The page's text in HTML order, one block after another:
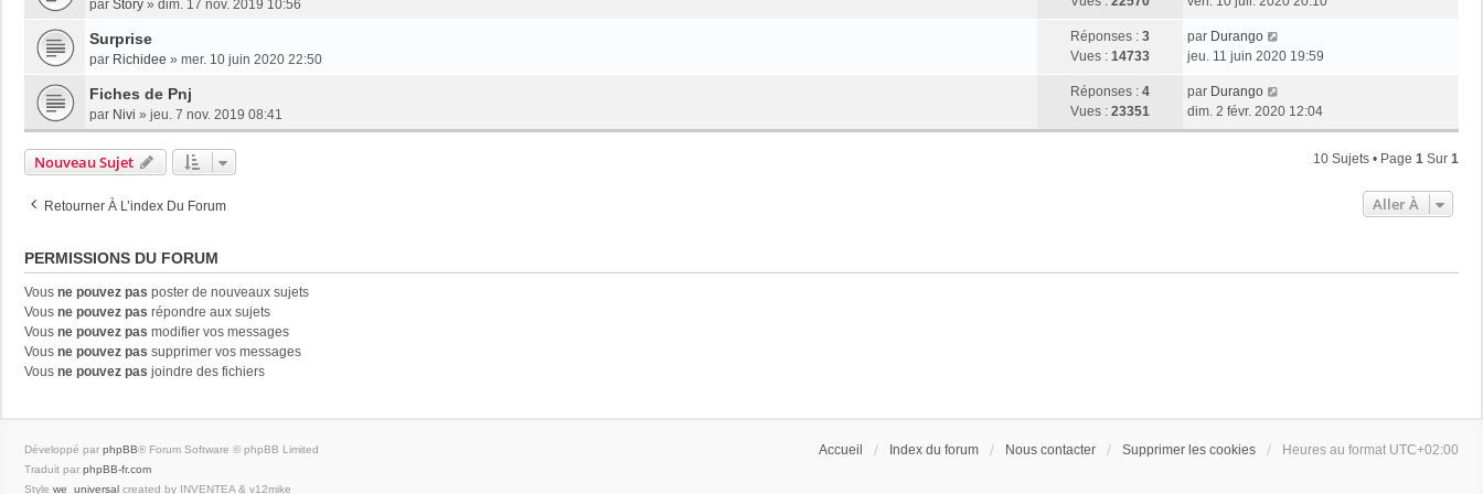
par Story » dim. 17 nov. 2019 10:56
Surprise
par Richidee » mer. 10 juin 2020 22:50
Réponses : 3
Vues : 14733
par Durango
jeu. 11 juin 2020 19:59
Fiches de Pnj
par Nivi » jeu. 7 nov. 2019 08:41
Réponses : 4
Vues : 23351
par Durango
dim. 2 févr. 2020 12:04
Nouveau Sujet 10 Sujets • Page 1 Sur 1
Retourner À L’index Du Forum Aller À
PERMISSIONS DU FORUM
Vous ne pouvez pas poster de nouveaux sujets
Vous ne pouvez pas répondre aux sujets
Vous ne pouvez pas modifier vos messages
Vous ne pouvez pas supprimer vos messages
Vous ne pouvez pas joindre des fichiers
Accueil Index du forum Nous contacter Supprimer les cookies Heures au format UTC+02:00
Développé par phpBB® Forum Software © phpBB Limited
Traduit par phpBB-fr.com
Style we_universal created by INVENTEA & v12mike